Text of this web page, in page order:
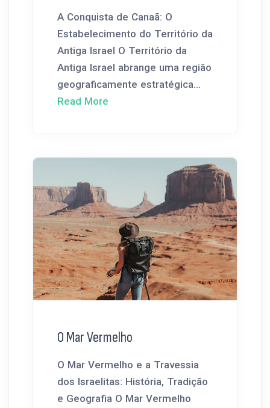
A Conquista de Canaã: O
Estabelecimento do Território da
Antiga Israel O Território da
Antiga Israel abrange uma região
geograficamente estratégica...
Read More
O Mar Vermelho
O Mar Vermelho e a Travessia
dos Israelitas: História, Tradição
e Geografia O Mar Vermelho